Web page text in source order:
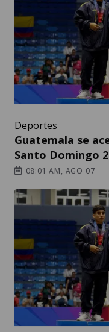
Deportes
Guatemala se
Santo Domingo
08:01 AM, AGO 07